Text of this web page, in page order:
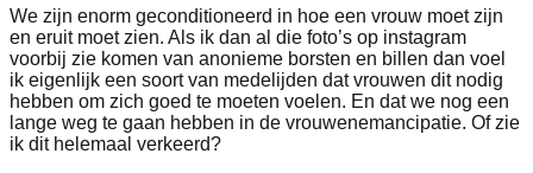
We zijn enorm geconditioneerd in hoe een vrouw moet zijn
en eruit moet zien. Als ik dan al die foto’s op instagram
voorbij zie komen van anonieme borsten en billen dan voel
ik eigenlijk een soort van medelijden dat vrouwen dit nodig
hebben om zich goed te moeten voelen. En dat we nog een
lange weg te gaan hebben in de vrouwenemancipatie. Of zie
ik dit helemaal verkeerd?